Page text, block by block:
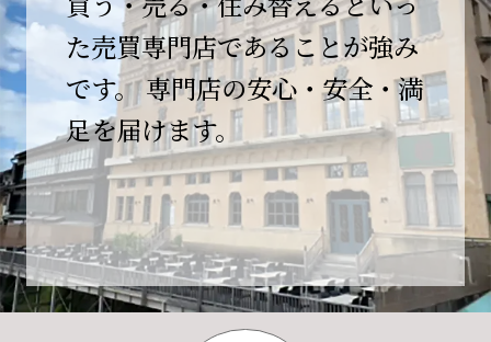
平素より格別のご愛顧を賜り、誠にありがとう
ございます。
誠に勝手ながら、弊社開業10周年イベント開催
の為、
４月２６日(日)は臨時休業とさせていただきま
す。
これもひとえに皆様のご支援の賜物と、心より感謝申し上
げます。
ご不便をおかけしますが、何卒よろしくお願い
いたします。
翌日より通常営業いたします。
た売買専門店であることが強み
です。 専門店の安心・安全・満
足を届けます。